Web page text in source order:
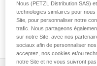
à l’appareil autobloquant
amovible favorise le
protégeant des points de
en quatre longueurs.
Nous (PETZL Distribution SAS)
technologies similaires pour
Site, pour personnaliser notre
trafic. Nous partageons
sur notre Site, avec nos
sociaux afin de personnaliser
acceptez, nos cookies et/ou
notre Site et ne vous suivront